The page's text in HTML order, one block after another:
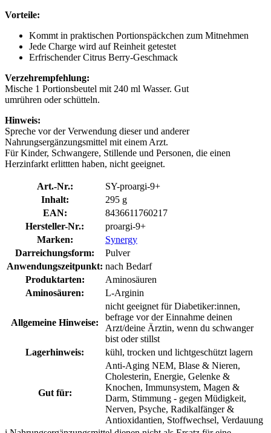
Vorteile:
Kommt in praktischen Portionspäckchen zum Mitnehmen
Jede Charge wird auf Reinheit getestet
Erfrischender Citrus Berry-Geschmack
Verzehrempfehlung:
Mische 1 Portionsbeutel mit 240 ml Wasser. Gut
umrühren oder schütteln.
Hinweis:
Spreche vor der Verwendung dieser und anderer
Nahrungsergänzungsmittel mit einem Arzt.
Für Kinder, Schwangere, Stillende und Personen, die einen
Herzinfarkt erlittten haben, nicht geeignet.
Art.-Nr.:
SY-proargi-9+
Inhalt:
295 g
EAN:
8436611760217
Hersteller-Nr.:
proargi-9+
Marken:
Synergy
Darreichungsform:
Pulver
Anwendungszeitpunkt: nach Bedarf
Produktarten:
Aminosäuren
Aminosäuren:
L-Arginin
Allgemeine Hinweise:
nicht geeignet für Diabetiker:innen,
befrage vor der Einnahme deinen
Arzt/deine Ärztin, wenn du schwanger
bist oder stillst
Lagerhinweis:
kühl, trocken und lichtgeschützt lagern
Gut für:
Anti-Aging NEM, Blase & Nieren,
Cholesterin, Energie, Gelenke &
Knochen, Immunsystem, Magen &
Darm, Stimmung - gegen Müdigkeit,
Nerven, Psyche, Radikalfänger &
Antioxidantien, Stoffwechsel, Verdauung